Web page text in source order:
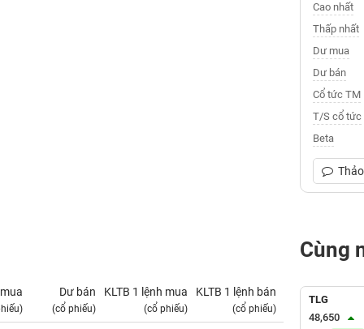
Cao nhất
Thấp nhất
Dư mua
Dư bán
Cổ tức TM
T/S cổ tức
Beta
Dư bán
(cổ phiếu)
KLTB 1 lệnh mua
(cổ phiếu)
KLTB 1 lệnh bán
(cổ phiếu)
Cùng
TLG
48,650